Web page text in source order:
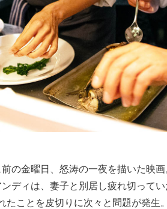
の金曜日、怒涛の一夜を描いた映画
ディは、妻子と別居し疲れ切ってい
ことを皮切りに次々と問題が発生